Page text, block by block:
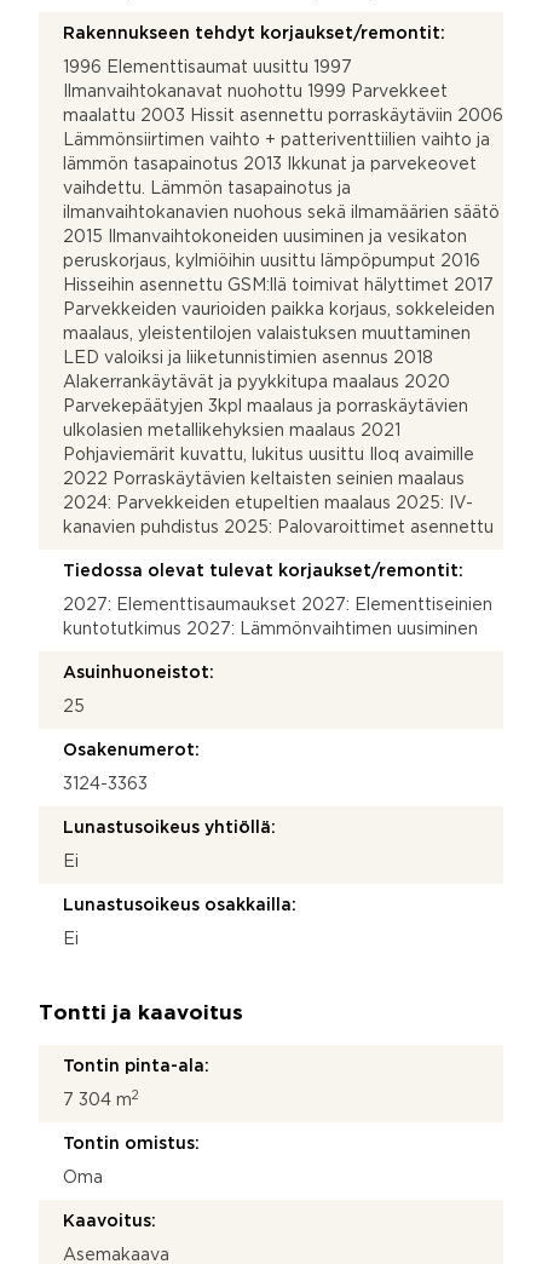
Rakennukseen tehdyt korjaukset/remontit:
1996 Elementtisaumat uusittu 1997
Ilmanvaihtokanavat nuohottu 1999 Parvekkeet
maalattu 2003 Hissit asennettu porraskäytäviin 2006
Lämmönsiirtimen vaihto + patteriventtiilien vaihto ja
lämmön tasapainotus 2013 Ikkunat ja parvekeovet
vaihdettu. Lämmön tasapainotus ja
ilmanvaihtokanavien nuohous sekä ilmamäärien säätö
2015 Ilmanvaihtokoneiden uusiminen ja vesikaton
peruskorjaus, kylmiöihin uusittu lämpöpumput 2016
Hisseihin asennettu GSM:llä toimivat hälyttimet 2017
Parvekkeiden vaurioiden paikka korjaus, sokkeleiden
maalaus, yleistentilojen valaistuksen muuttaminen
LED valoiksi ja liiketunnistimien asennus 2018
Alakerrankäytävät ja pyykkitupa maalaus 2020
Parvekepäätyjen 3kpl maalaus ja porraskäytävien
ulkolasien metallikehyksien maalaus 2021
Pohjaviemärit kuvattu, lukitus uusittu Iloq avaimille
2022 Porraskäytävien keltaisten seinien maalaus
2024: Parvekkeiden etupeltien maalaus 2025: IV-
kanavien puhdistus 2025: Palovaroittimet asennettu
Tiedossa olevat tulevat korjaukset/remontit:
2027: Elementtisaumaukset 2027: Elementtiseinien
kuntotutkimus 2027: Lämmönvaihtimen uusiminen
Asuinhuoneistot:
25
Osakenumerot:
3124-3363
Lunastusoikeus yhtiöllä:
Ei
Lunastusoikeus osakkailla:
Ei
Tontti ja kaavoitus
Tontin pinta-ala:
7 304 m2
Tontin omistus:
Oma
Kaavoitus:
Asemakaava